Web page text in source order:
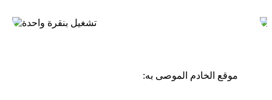
موقع الخادم الموصى به: